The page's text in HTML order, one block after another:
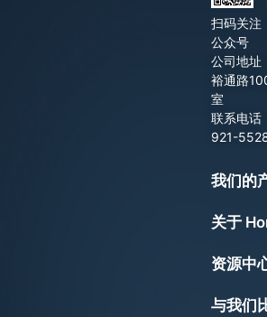
扫码关注
公众号
公司地址
裕通路
室
联系电
921-
我们的
关于
资源中
与我们